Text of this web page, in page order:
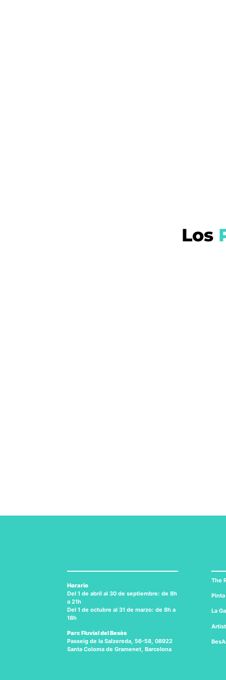
Los
Horario
Del 1 de abril al 30 de septiembre: de 8h
a 21h
Del 1 de octubre al 31 de marzo: de 8h a
18h
Parc Fluvial del Besòs
Passeig de la Salzereda, 56-58, 08922
Santa Coloma de Gramenet, Barcelona
The
La